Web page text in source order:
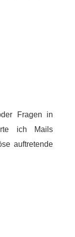
Fragen in
ich Mails
auftretende